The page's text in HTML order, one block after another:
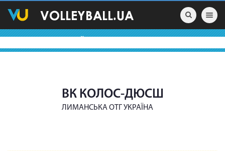
Toggle
ВК КОЛОС-ДЮСШ
ЛИМАНСЬКА ОТГ УКРАЇНА